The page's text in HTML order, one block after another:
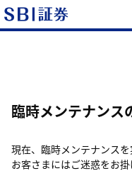
臨時メンテナンス
現在、臨時メンテナンスを
お客さまにはご迷惑をお